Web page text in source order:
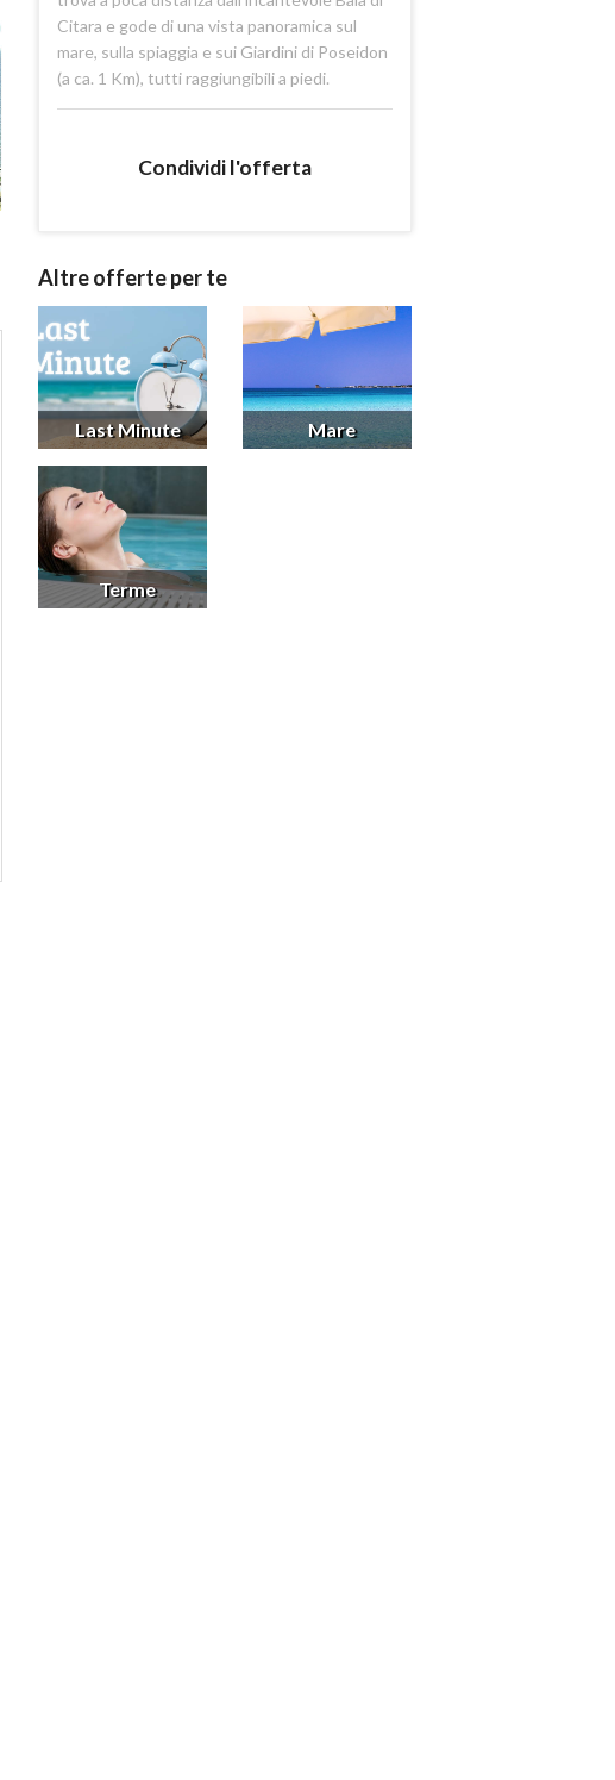
Citara e gode di una vista panoramica sul
mare, sulla spiaggia e sui Giardini di Poseidon
(a ca. 1 Km), tutti raggiungibili a piedi.
Condividi l'offerta
Altre offerte per te
Last Minute Mare
Terme